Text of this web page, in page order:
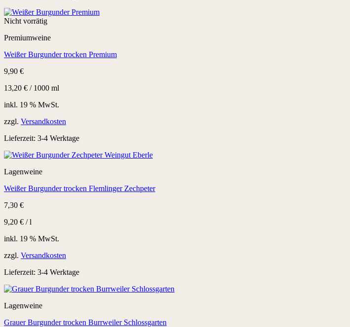
Nicht vorrätig
Premiumweine
Weißer Burgunder trocken Premium
9,90 €
13,20 € / 1000 ml
inkl. 19 % MwSt.
zzgl. Versandkosten
Lieferzeit: 3-4 Werktage
Lagenweine
Weißer Burgunder trocken Flemlinger Zechpeter
7,30 €
9,20 € /l
inkl. 19 % MwSt.
zzgl. Versandkosten
Lieferzeit: 3-4 Werktage
Lagenweine
Grauer Burgunder trocken Burrweiler Schlossgarten